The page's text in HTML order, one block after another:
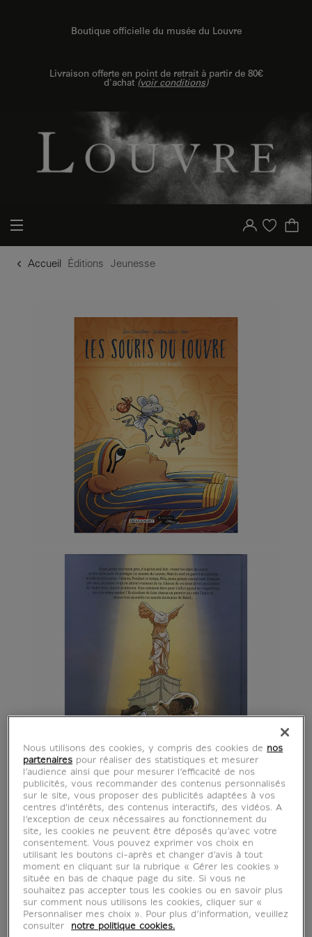
Boutique officielle du musée du Louvre
Livraison offerte en point de retrait à partir de 80€
d'achat (voir conditions)
Votre compte
Liste d'achat
Accueil Éditions Jeunesse
Les souris du Louvre
T.2 Le damier de Babel
MX814734
Nous utilisons des cookies, y compris des cookies de nos
partenaires pour réaliser des statistiques et mesurer
l’audience ainsi que pour mesurer l’efficacité de nos
publicités, vous recommander des contenus personnalisés
sur le site, vous proposer des publicités adaptées à vos
centres d'intérêts, des contenus interactifs, des vidéos. A
l’exception de ceux nécessaires au fonctionnement du
site, les cookies ne peuvent être déposés qu’avec votre
consentement. Vous pouvez exprimer vos choix en
utilisant les boutons ci-après et changer d’avis à tout
moment en cliquant sur la rubrique « Gérer les cookies »
située en bas de chaque page du site. Si vous ne
souhaitez pas accepter tous les cookies ou en savoir plus
sur comment nous utilisons les cookies, cliquer sur «
Personnaliser mes choix ». Pour plus d’information, veuillez
consulter
notre politique cookies.